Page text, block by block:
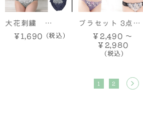
大花刺繍
DEF90/95カップ
￥1,690
ブラセット 3点セ
ット 福袋 上下セッ
ト レディース おま
ンワイヤーM L LL
￥2,490 ～
￥2,980
1 2